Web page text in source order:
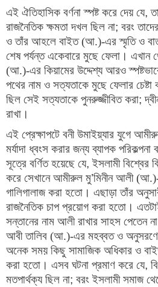
এই ঐতিহাসিক বর্ণনা স্পষ্ট করে দেয় যে,
রাজনৈতিক ক্ষমতা দখল ছিল না; বরং
ও তাঁর আহলে বাইত (আ.)-এর স্মৃতি ও
শেষ পর্যন্ত একেবারে মুছে ফেলা। এখান
(আ.)-এর কিয়ামের উদ্দেশ্য আরও
পথের নাম ও সত্যতাকে মুছে ফেলার চেষ্টা
ছিল সেই সত্যতাকে পুনরুজ্জীবিত করা;
রাখা।
এই প্রেক্ষাপটে বনী উমাইয়্যার যুগে
মর্যাদা ধ্বংস করার জন্য ব্যাপক
সূত্রে বর্ণিত হয়েছে যে, ইসলামী বিশ্বের
করে সেখানে আমীরুল মু’মিনীন আলী
গালিগালাজ করা হতো। এছাড়া তাঁর
রাজনৈতিক চাপ প্রয়োগ করা হতো।
সন্তানের নাম আলী রাখার সাহস পেতেন
আবী তালিব (আ.)-এর মহব্বত ও
অনেক সময় কিছু সামাজিক অধিকার ও
করা হতো। এসব ঘটনা প্রমাণ করে যে,
মতপার্থক্য ছিল না; বরং ইসলামী সমাজ